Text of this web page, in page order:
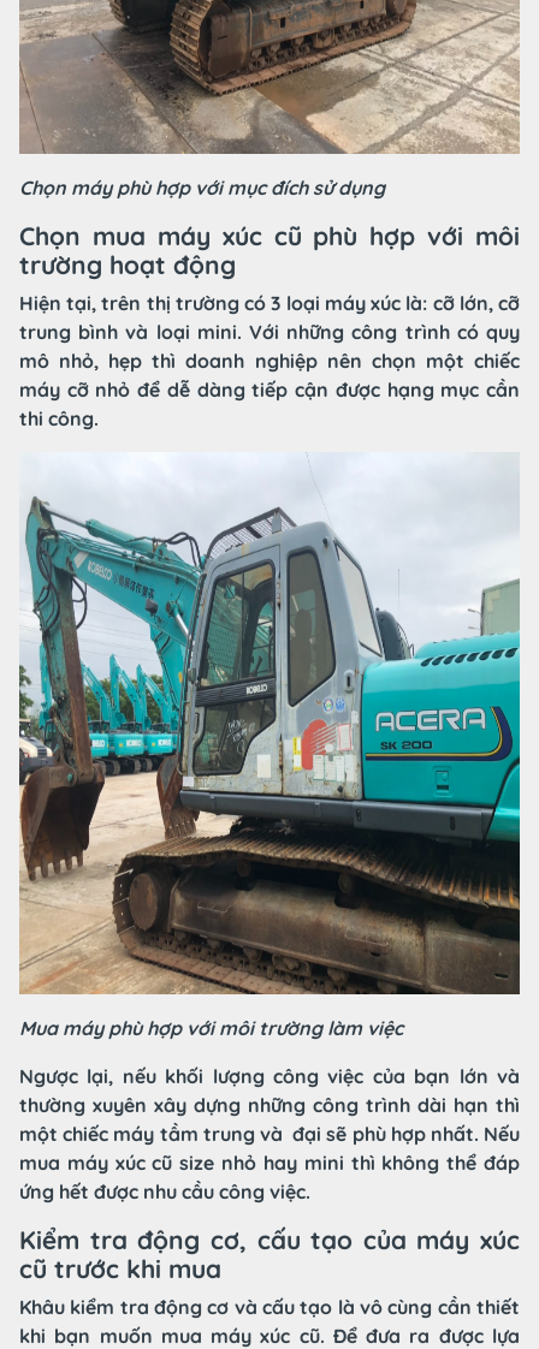
Chọn máy phù hợp với mục đích sử dụng
Chọn mua máy xúc cũ phù hợp với môi
trường hoạt động
Hiện tại, trên thị trường có 3 loại máy xúc là: cỡ lớn, cỡ
trung bình và loại mini. Với những công trình có quy
mô nhỏ, hẹp thì doanh nghiệp nên chọn một chiếc
máy cỡ nhỏ để dễ dàng tiếp cận được hạng mục cần
thi công.
Mua máy phù hợp với môi trường làm việc
Ngược lại, nếu khối lượng công việc của bạn lớn và
thường xuyên xây dựng những công trình dài hạn thì
một chiếc máy tầm trung và đại sẽ phù hợp nhất. Nếu
mua máy xúc cũ size nhỏ hay mini thì không thể đáp
ứng hết được nhu cầu công việc.
Kiểm tra động cơ, cấu tạo của máy xúc
cũ trước khi mua
Khâu kiểm tra động cơ và cấu tạo là vô cùng cần thiết
khi bạn muốn mua máy xúc cũ. Để đưa ra được lựa